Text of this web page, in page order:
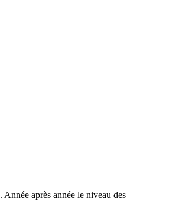
après année le niveau des